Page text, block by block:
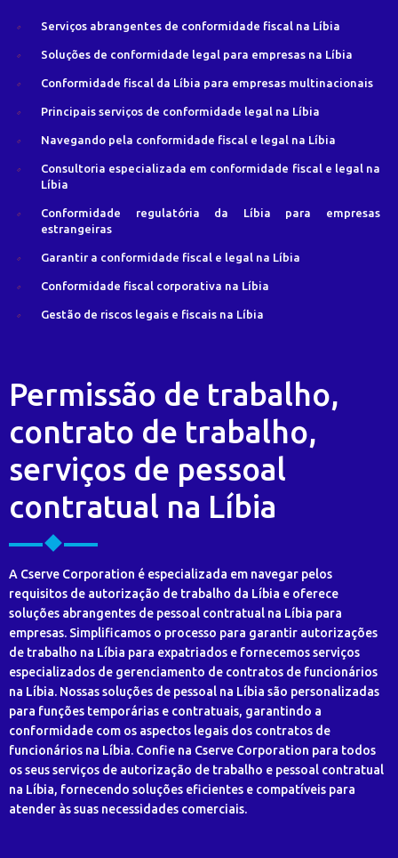
Serviços abrangentes de conformidade fiscal na Líbia
Soluções de conformidade legal para empresas na Líbia
Conformidade fiscal da Líbia para empresas multinacionais
Principais serviços de conformidade legal na Líbia
Navegando pela conformidade fiscal e legal na Líbia
Consultoria especializada em conformidade fiscal e legal na
Líbia
Conformidade regulatória da Líbia para empresas
estrangeiras
Garantir a conformidade fiscal e legal na Líbia
Conformidade fiscal corporativa na Líbia
Gestão de riscos legais e fiscais na Líbia
Permissão de trabalho,
contrato de trabalho,
serviços de pessoal
contratual na Líbia
A Cserve Corporation é especializada em navegar pelos
requisitos de autorização de trabalho da Líbia e oferece
soluções abrangentes de pessoal contratual na Líbia para
empresas. Simplificamos o processo para garantir autorizações
de trabalho na Líbia para expatriados e fornecemos serviços
especializados de gerenciamento de contratos de funcionários
na Líbia. Nossas soluções de pessoal na Líbia são personalizadas
para funções temporárias e contratuais, garantindo a
conformidade com os aspectos legais dos contratos de
funcionários na Líbia. Confie na Cserve Corporation para todos
os seus serviços de autorização de trabalho e pessoal contratual
na Líbia, fornecendo soluções eficientes e compatíveis para
atender às suas necessidades comerciais.